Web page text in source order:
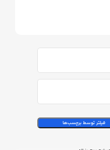
فیلتر توسط برچسب‌ها